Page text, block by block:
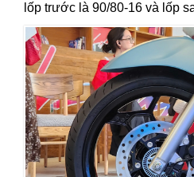
lốp trước là 90/80-16 và lốp